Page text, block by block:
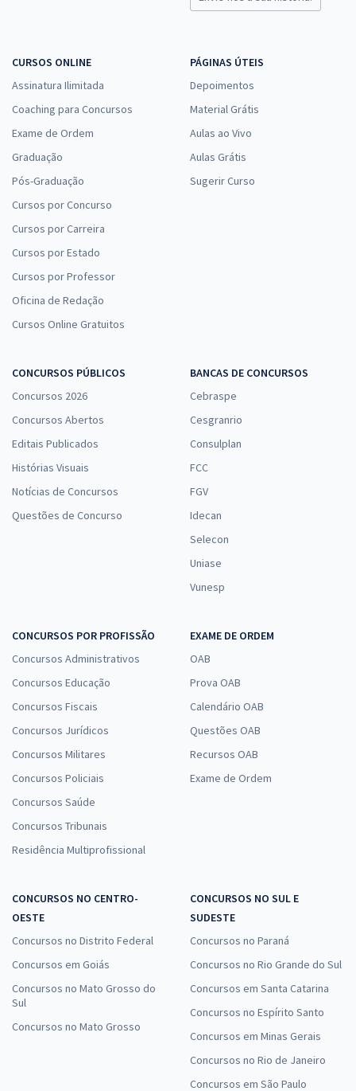
CURSOS ONLINE
Assinatura Ilimitada
Coaching para Concursos
Exame de Ordem
Graduação
Pós-Graduação
Cursos por Concurso
Cursos por Carreira
Cursos por Estado
Cursos por Professor
Oficina de Redação
Cursos Online Gratuitos
PÁGINAS ÚTEIS
Depoimentos
Material Grátis
Aulas ao Vivo
Aulas Grátis
Sugerir Curso
CONCURSOS PÚBLICOS
Concursos 2026
Concursos Abertos
Editais Publicados
Histórias Visuais
Notícias de Concursos
Questões de Concurso
BANCAS DE CONCURSOS
Cebraspe
Cesgranrio
Consulplan
FCC
FGV
Idecan
Selecon
Uniase
Vunesp
CONCURSOS POR PROFISSÃO
Concursos Administrativos
Concursos Educação
Concursos Fiscais
Concursos Jurídicos
Concursos Militares
Concursos Policiais
Concursos Saúde
Concursos Tribunais
Residência Multiprofissional
EXAME DE ORDEM
OAB
Prova OAB
Calendário OAB
Questões OAB
Recursos OAB
Exame de Ordem
CONCURSOS NO CENTRO-
OESTE
Concursos no Distrito Federal
Concursos em Goiás
Concursos no Mato Grosso do
Sul
Concursos no Mato Grosso
CONCURSOS NO SUL E
SUDESTE
Concursos no Paraná
Concursos no Rio Grande do Sul
Concursos em Santa Catarina
Concursos no Espírito Santo
Concursos em Minas Gerais
Concursos no Rio de Janeiro
Concursos em São Paulo